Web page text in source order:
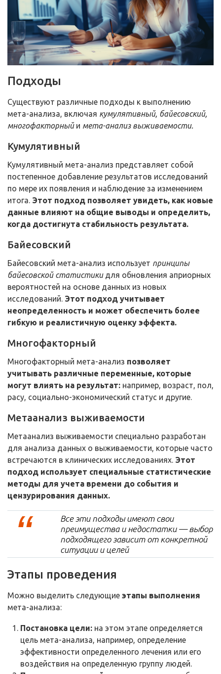
Подходы
Существуют различные подходы к выполнению
мета-анализа, включая кумулятивный, байесовский,
многофакторный и мета-анализ выживаемости.
Кумулятивный
Кумулятивный мета-анализ представляет собой
постепенное добавление результатов исследований
по мере их появления и наблюдение за изменением
итога. Этот подход позволяет увидеть, как новые
данные влияют на общие выводы и определить,
когда достигнута стабильность результата.
Байесовский
Байесовский мета-анализ использует принципы
байесовской статистикидля обновления априорных
вероятностей на основе данных из новых
исследований. Этот подход учитывает
неопределенность и может обеспечить более
гибкую и реалистичную оценку эффекта.
Многофакторный
Многофакторный мета-анализ позволяет
учитывать различные переменные, которые
могут влиять на результат: например, возраст, пол,
расу, социально-экономический статус и другие.
Метаанализ выживаемости
Метаанализ выживаемости специально разработан
для анализа данных о выживаемости, которые часто
встречаются в клинических исследованиях. Этот
подход использует специальные статистические
методы для учета времени до события и
цензурирования данных.
Все эти подходы имеют свои
преимущества и недостатки — выбор
подходящего зависит от конкретной
ситуации и целей
Этапы проведения
Можно выделить следующие этапы выполнения
мета-анализа:
Постановка цели: на этом этапе определяется
цель мета-анализа, например, определение
эффективности определенного лечения или его
воздействия на определенную группу людей.